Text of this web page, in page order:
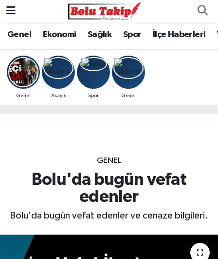
Genel Ekonomi Sağlık Spor İlçe Haberleri
Genel Asayiş Spor Genel
GENEL
Bolu'da bugün vefat
edenler
Bolu'da bugün vefat edenler ve cenaze bilgileri.